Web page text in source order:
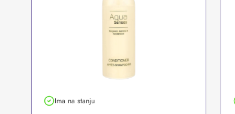
Ima na stanju